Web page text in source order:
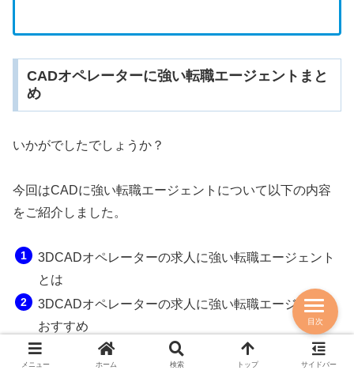
CADオペレーターに強い転職エージェントまと
め
いかがでしたでしょうか？
今回はCADに強い転職エージェントについて以下の内容
をご紹介しました。
3DCADオペレーターの求人に強い転職エージェント
とは
3DCADオペレーターの求人に強い転職エージェント
おすすめ
建築CAD・BIMオペレーターに特化した転職エージ
メニュー ホーム 検索 トップ サイドバー
目次